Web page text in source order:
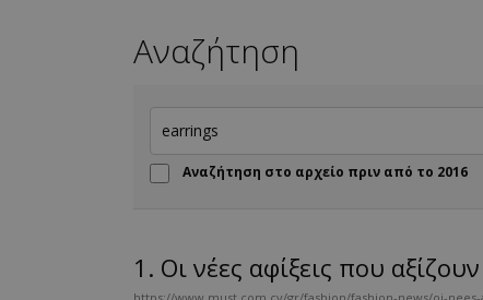
Αναζήτηση
Αναζήτηση στο αρχείο πριν από το 2016
1. Οι νέες αφίξεις που